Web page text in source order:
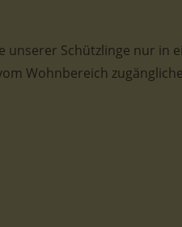
unserer Schützlinge nur in
Wohnbereich